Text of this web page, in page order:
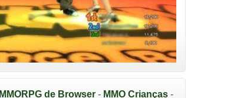
MMORPG de Browser - MMO Crianças -